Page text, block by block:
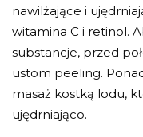
nawilżające i
witamina C i retinol.
substancje, przed
ustom peeling.
masaż kostką lodu,
ujędrniająco.